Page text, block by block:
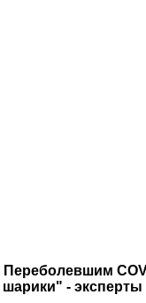
Переболевшим
шарики" - эксперты